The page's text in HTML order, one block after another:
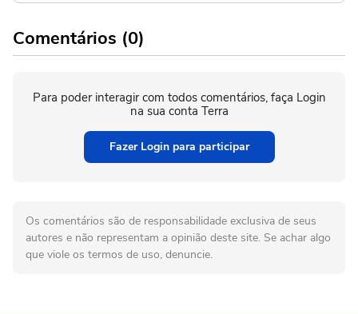
Comentários (0)
Para poder interagir com todos comentários, faça Login
na sua conta Terra
Fazer Login para participar
Os comentários são de responsabilidade exclusiva de seus
autores e não representam a opinião deste site. Se achar algo
que viole os termos de uso, denuncie.